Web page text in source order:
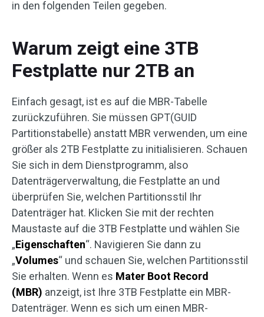
in den folgenden Teilen gegeben.
Warum zeigt eine 3TB
Festplatte nur 2TB an
Einfach gesagt, ist es auf die MBR-Tabelle
zurückzuführen. Sie müssen GPT(GUID
Partitionstabelle) anstatt MBR verwenden, um eine
größer als 2TB Festplatte zu initialisieren. Schauen
Sie sich in dem Dienstprogramm, also
Datenträgerverwaltung, die Festplatte an und
überprüfen Sie, welchen Partitionsstil Ihr
Datenträger hat. Klicken Sie mit der rechten
Maustaste auf die 3TB Festplatte und wählen Sie
„Eigenschaften“. Navigieren Sie dann zu
„Volumes“ und schauen Sie, welchen Partitionsstil
Sie erhalten. Wenn es Mater Boot Record
(MBR) anzeigt, ist Ihre 3TB Festplatte ein MBR-
Datenträger. Wenn es sich um einen MBR-